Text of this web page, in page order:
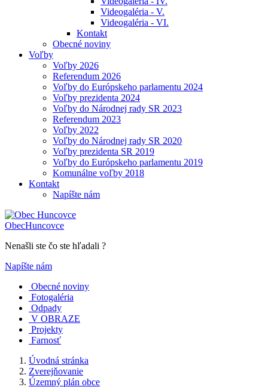
Videogaléria - V.
Videogaléria - VI.
Kontakt
Obecné noviny
Voľby
Voľby 2026
Referendum 2026
Voľby do Európskeho parlamentu 2024
Voľby prezidenta 2024
Voľby do Národnej rady SR 2023
Referendum 2023
Voľby 2022
Voľby do Národnej rady SR 2020
Voľby prezidenta SR 2019
Voľby do Európskeho parlamentu 2019
Komunálne voľby 2018
Kontakt
Napíšte nám
ObecHuncovce
Nenašli ste čo ste hľadali ?
Napíšte nám
Obecné noviny
Fotogaléria
Odpady
V OBRAZE
Projekty
Farnosť
Úvodná stránka
Zverejňovanie
Územný plán obce